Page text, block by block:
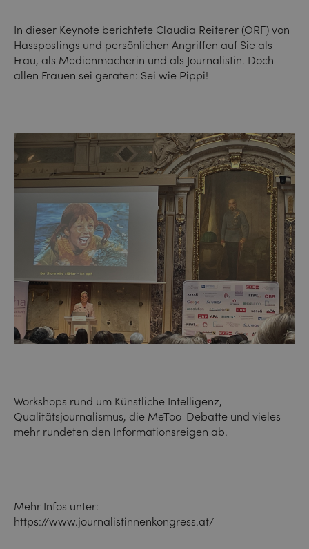
In dieser Keynote berichtete Claudia Reiterer (ORF) von
Hasspostings und persönlichen Angriffen auf Sie als
Frau, als Medienmacherin und als Journalistin. Doch
allen Frauen sei geraten: Sei wie Pippi!
Workshops rund um Künstliche Intelligenz,
Qualitätsjournalismus, die MeToo-Debatte und vieles
mehr rundeten den Informationsreigen ab.
Mehr Infos unter:
https://www.journalistinnenkongress.at/